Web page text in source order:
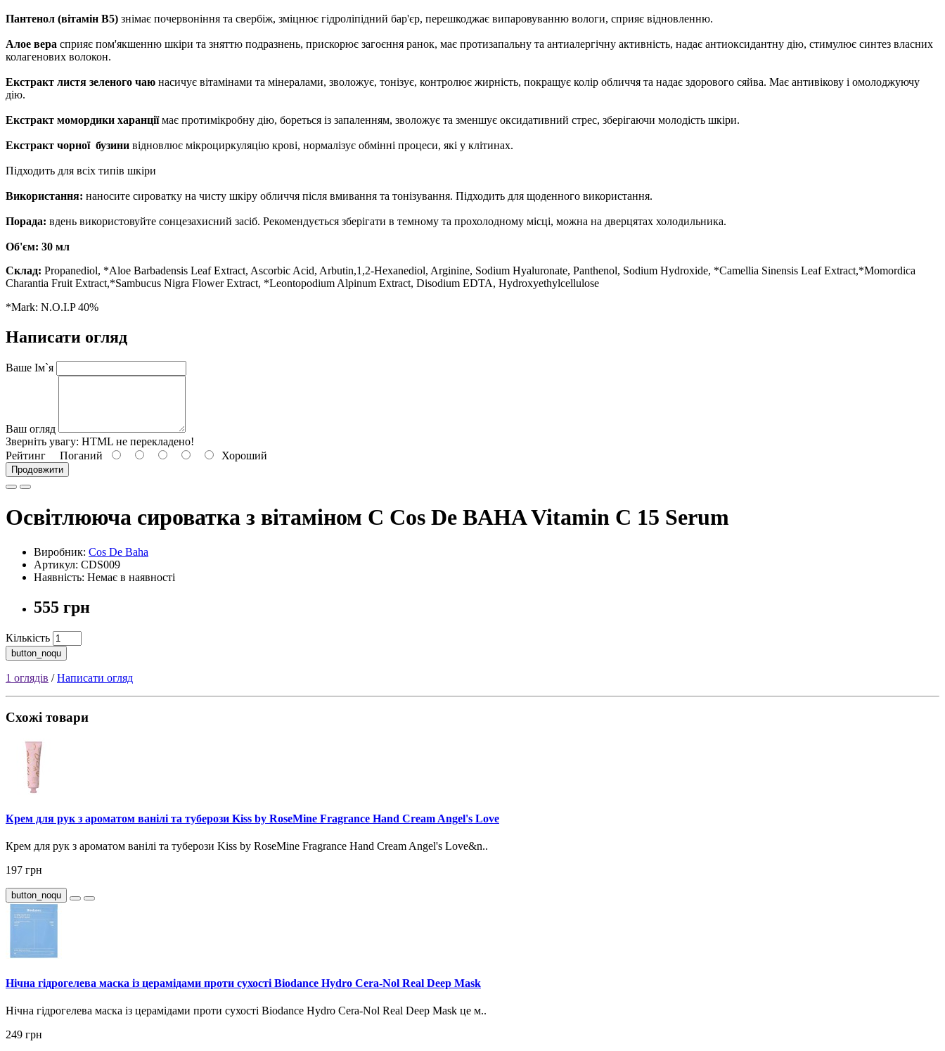
Пантенол (вітамін B5) знімає почервоніння та свербіж, зміцнює гідроліпідний бар'єр, перешкоджає випаровуванню вологи, сприяє відновленню.
Алое вера сприяє пом'якшенню шкіри та зняттю подразнень, прискорює загоєння ранок, має протизапальну та антиалергічну активність, надає антиоксидантну дію, стимулює синтез власних
колагенових волокон.
Екстракт листя зеленого чаю насичує вітамінами та мінералами, зволожує, тонізує, контролює жирність, покращує колір обличчя та надає здорового сяйва. Має антивікову і омолоджуючу
дію.
Екстракт момордики харанціїмає протимікробну дію, бореться із запаленням, зволожує та зменшує оксидативний стрес, зберігаючи молодість шкіри.
Екстракт чорної бузини відновлює мікроциркуляцію крові, нормалізує обмінні процеси, які у клітинах.
Підходить для всіх типів шкіри
Використання: наносите сироватку на чисту шкіру обличчя після вмивання та тонізування. Підходить для щоденного використання.
Порада: вдень використовуйте сонцезахисний засіб. Рекомендується зберігати в темному та прохолодному місці, можна на дверцятах холодильника.
Об'єм: 30 мл
Склад: Propanediol, *Aloe Barbadensis Leaf Extract, Ascorbic Acid, Arbutin,1,2-Hexanediol, Arginine, Sodium Hyaluronate, Panthenol, Sodium Hydroxide, *Camellia Sinensis Leaf Extract,*Momordica
Charantia Fruit Extract,*Sambucus Nigra Flower Extract, *Leontopodium Alpinum Extract, Disodium EDTA, Hydroxyethylcellulose
*Mark: N.O.I.P 40%
Написати огляд
Ваше Ім`я
Ваш огляд
Зверніть увагу: HTML не перекладено!
Рейтинг Поганий Хороший
Продовжити
Освітлююча сироватка з вітаміном С Cos De BAHA Vitamin C 15 Serum
Виробник: Cos De Baha
Артикул: CDS009
Наявність: Немає в наявності
555 грн
Кількість
button_noqu
1 оглядів /Написати огляд
Схожі товари
Крем для рук з ароматом ванілі та туберози Kiss by RoseMine Fragrance Hand Cream Angel's Love
Крем для рук з ароматом ванілі та туберози Kiss by RoseMine Fragrance Hand Cream Angel's Love&n..
197 грн
button_noqu
Нічна гідрогелева маска із церамідами проти сухості Biodance Hydro Cera-Nol Real Deep Mask
Нічна гідрогелева маска із церамідами проти сухості Biodance Hydro Cera-Nol Real Deep Mask це м..
249 грн